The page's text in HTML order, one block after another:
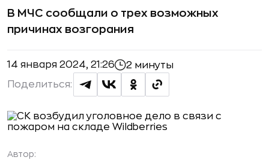
В МЧС сообщали о трех возможных
причинах возгорания
14 января 2024, 21:26 2 минуты
Поделиться:
Автор: